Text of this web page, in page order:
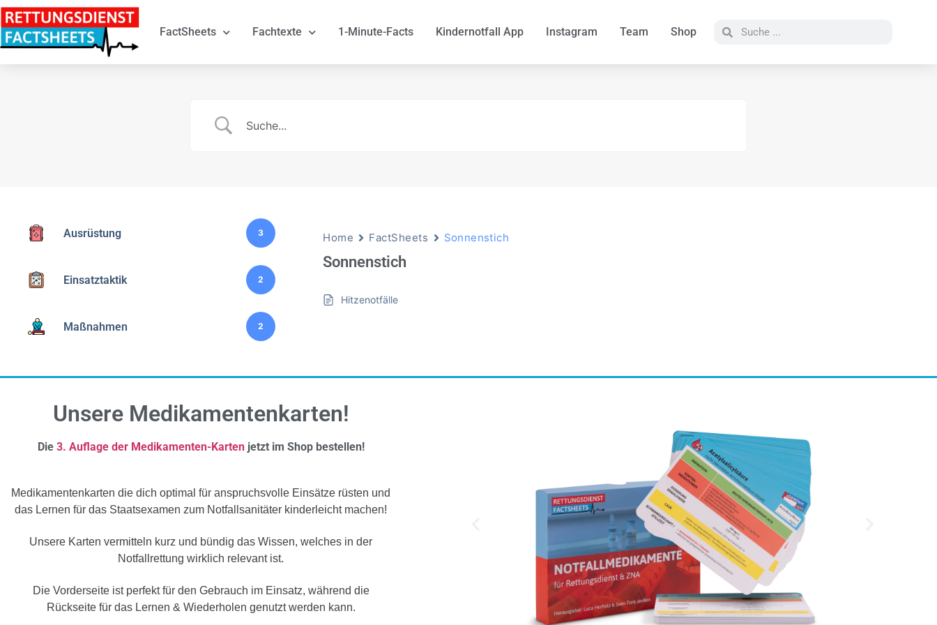
FactSheets Fachtexte 1-Minute-Facts Kindernotfall App Instagram Team Shop
Ausrüstung 3
Einsatztaktik 2
Maßnahmen 2
Home FactSheets Sonnenstich
Sonnenstich
Hitzenotfälle
Unsere Medikamentenkarten!
Die 3. Auflage der Medikamenten-Kartenjetzt im Shop bestellen!
Medikamentenkarten die dich optimal für anspruchsvolle Einsätze rüsten und
das Lernen für das Staatsexamen zum Notfallsanitäter kinderleicht machen!
Unsere Karten vermitteln kurz und bündig das Wissen, welches in der
Notfallrettung wirklich relevant ist.
Die Vorderseite ist perfekt für den Gebrauch im Einsatz, während die
Rückseite für das Lernen & Wiederholen genutzt werden kann.